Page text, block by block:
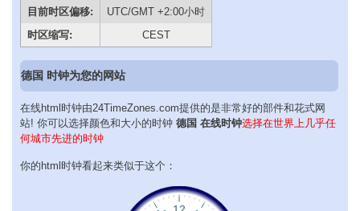
目前时区偏移:
UTC/GMT +2:00小时
时区缩写:
CEST
德国 时钟为您的网站
在线html时钟由24TimeZones.com提供的是非常好的部件和花式网
站! 你可以选择颜色和大小的时钟 德国 在线时钟选择在世界上几乎任
何城市先进的时钟
你的html时钟看起来类似于这个：